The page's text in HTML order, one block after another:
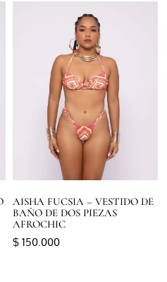
AISHA FUCSIA – VESTIDO DE
BAÑO DE DOS PIEZAS
AFROCHIC
$ 150.000